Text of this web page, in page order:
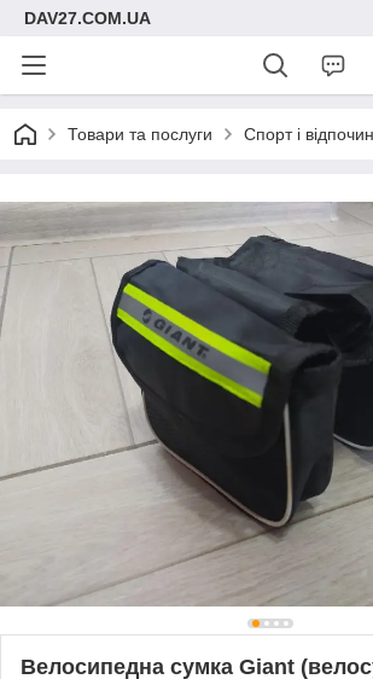
DAV27.COM.UA
Товари та послуги Спорт і
Велосипедна сумка Giant